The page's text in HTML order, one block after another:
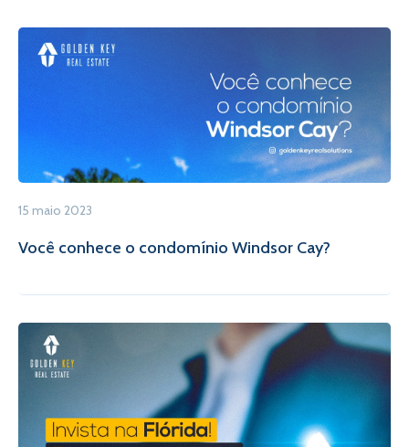
15 maio 2023
Você conhece o condomínio Windsor Cay?